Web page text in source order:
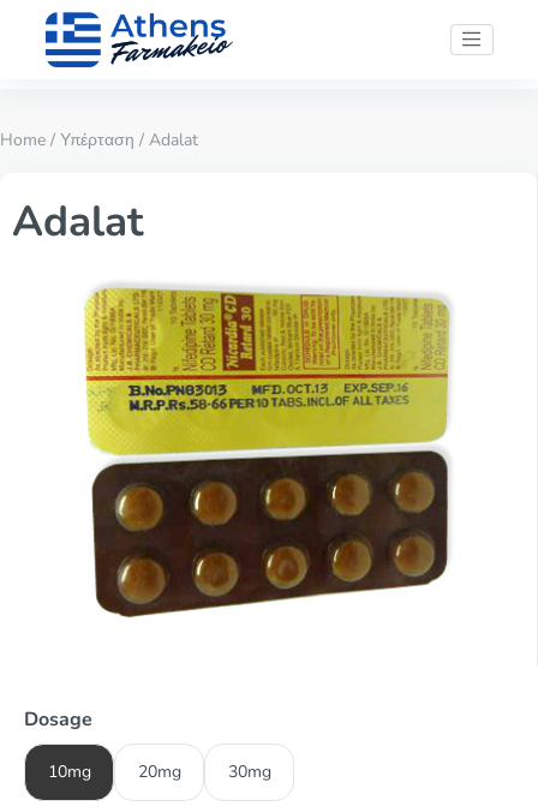
Home / Υπέρταση / Adalat
Adalat
Dosage
10mg 20mg 30mg